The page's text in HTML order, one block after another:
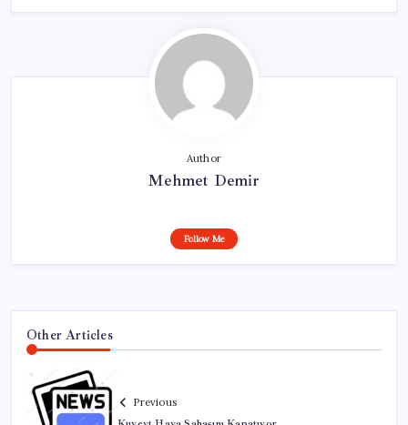
Author
Mehmet Demir
Follow Me
Other Articles
Previous